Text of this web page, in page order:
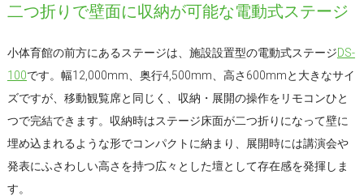
二つ折りで壁面に収納が可能な電動式ステージ
小体育館の前方にあるステージは、施設設置型の電動式ステージDS-
100です。幅12,000mm、奥行4,500mm、高さ600mmと大きなサイ
ズですが、移動観覧席と同じく、収納・展開の操作をリモコンひと
つで完結できます。収納時はステージ床面が二つ折りになって壁に
埋め込まれるような形でコンパクトに納まり、展開時には講演会や
発表にふさわしい高さを持つ広々とした壇として存在感を発揮しま
す。